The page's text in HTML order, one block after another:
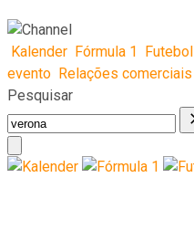
Kalender Fórmula 1 Futebol
evento Relações comerciais
Pesquisar